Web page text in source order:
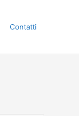
Contatti